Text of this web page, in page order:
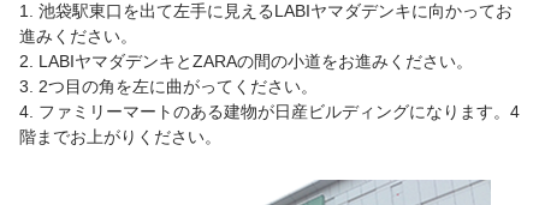
1. 池袋駅東口を出て左手に見えるLABIヤマダデンキに向かってお
進みください。
2. LABIヤマダデンキとZARAの間の小道をお進みください。
3. 2つ目の角を左に曲がってください。
4. ファミリーマートのある建物が日産ビルディングになります。4
階までお上がりください。